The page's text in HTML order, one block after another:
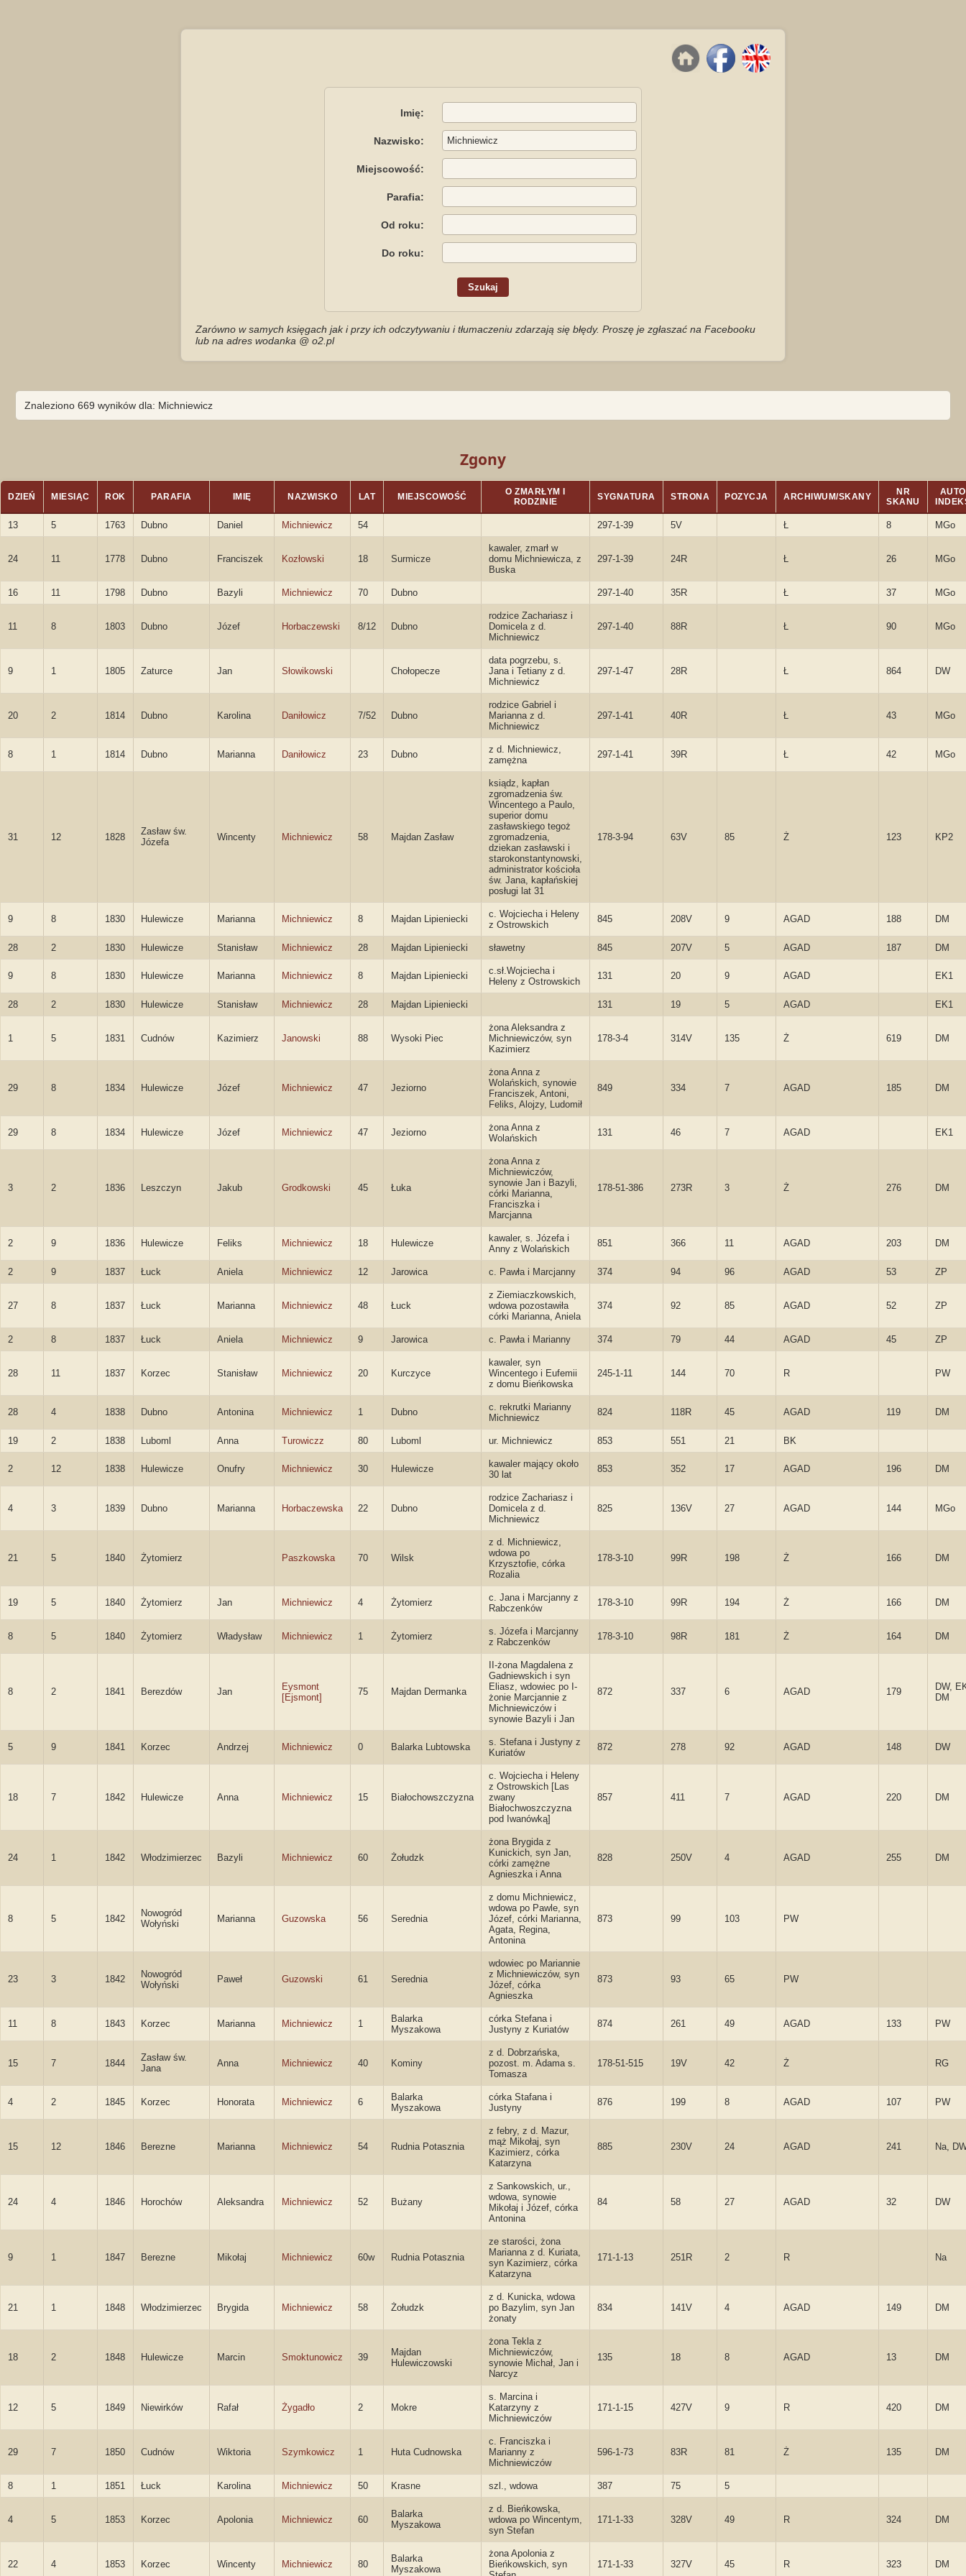
Imię:
Nazwisko:
Miejscowość:
Parafia:
Od roku:
Do roku:
Zarówno w samych księgach jak i przy ich odczytywaniu i tłumaczeniu zdarzają się błędy. Proszę je zgłaszać na Facebooku
lub na adres wodanka @ o2.pl
Znaleziono 669 wyników dla: Michniewicz
Zgony
DZIEŃ MIESIĄC ROK PARAFIA IMIĘ NAZWISKO LAT MIEJSCOWOŚĆ
O ZMARŁYM I
RODZINIE
SYGNATURA STRONA POZYCJA ARCHIWUM/SKANY
NR
SKANU
13 5 1763 Dubno Daniel Michniewicz 54 297-1-39 5V Ł 8 MGo
24 11 1778 Dubno Franciszek Kozłowski 18 Surmicze
kawaler, zmarł w
domu Michniewicza, z
Buska
297-1-39 24R Ł 26 MGo
16 11 1798 Dubno Bazyli Michniewicz 70 Dubno 297-1-40 35R Ł 37 MGo
11 8 1803 Dubno Józef Horbaczewski 8/12 Dubno
rodzice Zachariasz i
Domicela z d.
Michniewicz
297-1-40 88R Ł 90 MGo
9 1 1805 Zaturce Jan Słowikowski Chołopecze
data pogrzebu, s.
Jana i Tetiany z d.
Michniewicz
297-1-47 28R Ł 864 DW
20 2 1814 Dubno Karolina Daniłowicz 7/52 Dubno
rodzice Gabriel i
Marianna z d.
Michniewicz
297-1-41 40R Ł 43 MGo
8 1 1814 Dubno Marianna Daniłowicz 23 Dubno
z d. Michniewicz,
zamężna
297-1-41 39R Ł 42 MGo
31 12 1828
Zasław św.
Józefa
Wincenty Michniewicz 58 Majdan Zasław
ksiądz, kapłan
zgromadzenia św.
Wincentego a Paulo,
superior domu
zasławskiego tegoż
zgromadzenia,
dziekan zasławski i
starokonstantynowski,
administrator kościoła
św. Jana, kapłańskiej
posługi lat 31
178-3-94 63V 85 Ż 123 KP2
9 8 1830 Hulewicze Marianna Michniewicz 8 Majdan Lipieniecki
c. Wojciecha i Heleny
z Ostrowskich
845 208V 9 AGAD 188 DM
28 2 1830 Hulewicze Stanisław Michniewicz 28 Majdan Lipieniecki sławetny 845 207V 5 AGAD 187 DM
9 8 1830 Hulewicze Marianna Michniewicz 8 Majdan Lipieniecki
c.sł.Wojciecha i
Heleny z Ostrowskich
131 20 9 AGAD EK1
28 2 1830 Hulewicze Stanisław Michniewicz 28 Majdan Lipieniecki 131 19 5 AGAD EK1
1 5 1831 Cudnów Kazimierz Janowski 88 Wysoki Piec
żona Aleksandra z
Michniewiczów, syn
Kazimierz
178-3-4 314V 135 Ż 619 DM
29 8 1834 Hulewicze Józef Michniewicz 47 Jeziorno
żona Anna z
Wolańskich, synowie
Franciszek, Antoni,
Feliks, Alojzy, Ludomił
849 334 7 AGAD 185 DM
29 8 1834 Hulewicze Józef Michniewicz 47 Jeziorno
żona Anna z
Wolańskich
131 46 7 AGAD EK1
3 2 1836 Leszczyn Jakub Grodkowski 45 Łuka
żona Anna z
Michniewiczów,
synowie Jan i Bazyli,
córki Marianna,
Franciszka i
Marcjanna
178-51-386 273R 3 Ż 276 DM
2 9 1836 Hulewicze Feliks Michniewicz 18 Hulewicze
kawaler, s. Józefa i
Anny z Wolańskich
851 366 11 AGAD 203 DM
2 9 1837 Łuck Aniela Michniewicz 12 Jarowica c. Pawła i Marcjanny 374 94 96 AGAD 53 ZP
27 8 1837 Łuck Marianna Michniewicz 48 Łuck
z Ziemiaczkowskich,
wdowa pozostawiła
córki Marianna, Aniela
374 92 85 AGAD 52 ZP
2 8 1837 Łuck Aniela Michniewicz 9 Jarowica c. Pawła i Marianny 374 79 44 AGAD 45 ZP
28 11 1837 Korzec Stanisław Michniewicz 20 Kurczyce
kawaler, syn
Wincentego i Eufemii
z domu Bieńkowska
245-1-11 144 70 R PW
28 4 1838 Dubno Antonina Michniewicz 1 Dubno
c. rekrutki Marianny
Michniewicz
824 118R 45 AGAD 119 DM
19 2 1838 Luboml Anna Turowiczz 80 Luboml ur. Michniewicz 853 551 21 BK
2 12 1838 Hulewicze Onufry Michniewicz 30 Hulewicze
kawaler mający około
30 lat
853 352 17 AGAD 196 DM
4 3 1839 Dubno Marianna Horbaczewska 22 Dubno
rodzice Zachariasz i
Domicela z d.
Michniewicz
825 136V 27 AGAD 144 MGo
21 5 1840 Żytomierz Paszkowska 70 Wilsk
z d. Michniewicz,
wdowa po
Krzysztofie, córka
Rozalia
178-3-10 99R 198 Ż 166 DM
19 5 1840 Żytomierz Jan Michniewicz 4 Żytomierz
c. Jana i Marcjanny z
Rabczenków
178-3-10 99R 194 Ż 166 DM
8 5 1840 Żytomierz Władysław Michniewicz 1 Żytomierz
s. Józefa i Marcjanny
z Rabczenków
178-3-10 98R 181 Ż 164 DM
8 2 1841 Berezdów Jan
Eysmont
[Ejsmont]
75 Majdan Dermanka
II-żona Magdalena z
Gadniewskich i syn
Eliasz, wdowiec po I-
żonie Marcjannie z
Michniewiczów i
synowie Bazyli i Jan
872 337 6 AGAD 179
DW,
DM
5 9 1841 Korzec Andrzej Michniewicz 0 Balarka Lubtowska
s. Stefana i Justyny z
Kuriatów
872 278 92 AGAD 148 DW
18 7 1842 Hulewicze Anna Michniewicz 15 Białochowszczyzna
c. Wojciecha i Heleny
z Ostrowskich [Las
zwany
Białochwoszczyzna
pod Iwanówką]
857 411 7 AGAD 220 DM
24 1 1842 Włodzimierzec Bazyli Michniewicz 60 Żołudzk
żona Brygida z
Kunickich, syn Jan,
córki zamężne
Agnieszka i Anna
828 250V 4 AGAD 255 DM
8 5 1842
Nowogród
Wołyński
Marianna Guzowska 56 Serednia
z domu Michniewicz,
wdowa po Pawle, syn
Józef, córki Marianna,
Agata, Regina,
Antonina
873 99 103 PW
23 3 1842
Nowogród
Wołyński
Paweł Guzowski 61 Serednia
wdowiec po Mariannie
z Michniewiczów, syn
Józef, córka
Agnieszka
873 93 65 PW
11 8 1843 Korzec Marianna Michniewicz 1
Balarka
Myszakowa
córka Stefana i
Justyny z Kuriatów
874 261 49 AGAD 133 PW
15 7 1844
Zasław św.
Jana
Anna Michniewicz 40 Kominy
z d. Dobrzańska,
pozost. m. Adama s.
Tomasza
178-51-515 19V 42 Ż RG
4 2 1845 Korzec Honorata Michniewicz 6
Balarka
Myszakowa
córka Stafana i
Justyny
876 199 8 AGAD 107 PW
15 12 1846 Berezne Marianna Michniewicz 54 Rudnia Potasznia
z febry, z d. Mazur,
mąż Mikołaj, syn
Kazimierz, córka
Katarzyna
885 230V 24 AGAD 241 Na,
24 4 1846 Horochów Aleksandra Michniewicz 52 Bużany
z Sankowskich, ur.,
wdowa, synowie
Mikołaj i Józef, córka
Antonina
84 58 27 AGAD 32 DW
9 1 1847 Berezne Mikołaj Michniewicz 60w Rudnia Potasznia
ze starości, żona
Marianna z d. Kuriata,
syn Kazimierz, córka
Katarzyna
171-1-13 251R 2 R Na
21 1 1848 Włodzimierzec Brygida Michniewicz 58 Żołudzk
z d. Kunicka, wdowa
po Bazylim, syn Jan
żonaty
834 141V 4 AGAD 149 DM
18 2 1848 Hulewicze Marcin Smoktunowicz 39
Majdan
Hulewiczowski
żona Tekla z
Michniewiczów,
synowie Michał, Jan i
Narcyz
135 18 8 AGAD 13 DM
12 5 1849 Niewirków Rafał Żygadło 2 Mokre
s. Marcina i
Katarzyny z
Michniewiczów
171-1-15 427V 9 R 420 DM
29 7 1850 Cudnów Wiktoria Szymkowicz 1 Huta Cudnowska
c. Franciszka i
Marianny z
Michniewiczów
596-1-73 83R 81 Ż 135 DM
8 1 1851 Łuck Karolina Michniewicz 50 Krasne szl., wdowa 387 75 5
4 5 1853 Korzec Apolonia Michniewicz 60
Balarka
Myszakowa
z d. Bieńkowska,
wdowa po Wincentym,
syn Stefan
171-1-33 328V 49 R 324 DM
22 4 1853 Korzec Wincenty Michniewicz 80
Balarka
Myszakowa
żona Apolonia z
Bieńkowskich, syn
171-1-33 327V 45 R 323 DM